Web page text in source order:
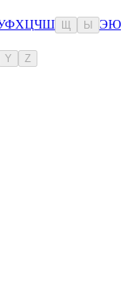
ФХЦЧШ Ы ЭЮ
Y Z